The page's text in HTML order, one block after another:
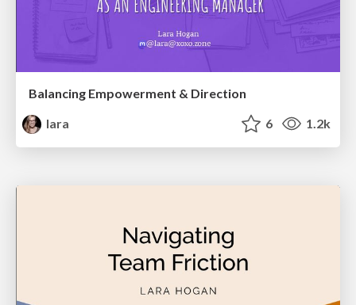
Balancing Empowerment & Direction
lara
6 1.2k